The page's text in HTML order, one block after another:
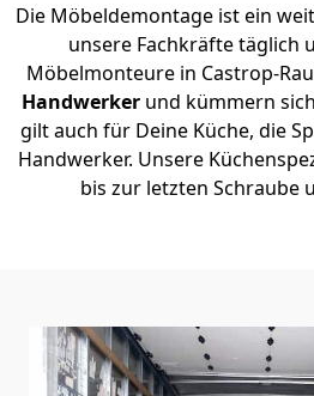
Die Möbeldemontage ist ein
unsere Fachkräfte täglich
Möbelmonteure in Castrop-
Handwerker und kümmern
gilt auch für Deine Küche, die
Handwerker. Unsere
bis zur letzten Schraube